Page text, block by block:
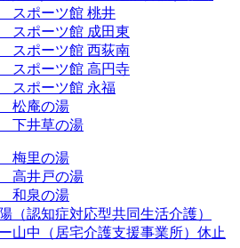
スポーツ館 桃井
スポーツ館 成田東
スポーツ館 西荻南
スポーツ館 高円寺
スポーツ館 永福
松庵の湯
下井草の湯
梅里の湯
高井戸の湯
和泉の湯
（認知症対応型共同生活介護）
山中（居宅介護支援事業所）休止